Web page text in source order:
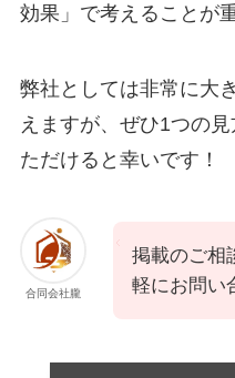
効果」で考えることが
弊社としては非常に大
えますが、ぜひ1つの
ただけると幸いです！
合同会社朧
掲載のご相
軽にお問い